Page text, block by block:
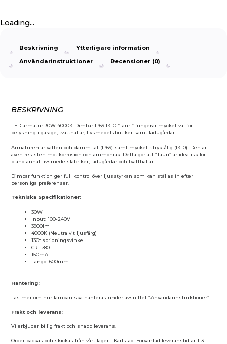
Loading...
Beskrivning
Ytterligare information
Användarinstruktioner
Recensioner (0)
BESKRIVNING
LED armatur 30W 4000K Dimbar IP69 IK10 “Tauri” fungerar mycket väl för
belysning i garage, tvätthallar, livsmedelsbutiker samt ladugårdar.
Armaturen är vatten och damm tät (IP69) samt mycket stryktålig (IK10). Den är
även resisten mot korrosion och ammoniak. Detta gör att “Tauri” är idealisk för
bland annat livsmedelsfabriker, ladugårdar och tvätthallar.
Dimbar funktion ger full kontrol över ljusstyrkan som kan ställas in efter
personliga preferenser.
Tekniska Specifikationer:
30W
Input: 100-240V
3900lm
4000K (Neutralvit ljusfärg)
130° spridningsvinkel
CRI >80
150mA
Längd: 600mm
Hantering:
Läs mer om hur lampan ska hanteras under avsnittet “Användarinstruktioner”.
Frakt och leverans:
Vi erbjuder billig frakt och snabb leverans.
Order packas och skickas från vårt lager i Karlstad. Förväntad leveranstid är 1-3